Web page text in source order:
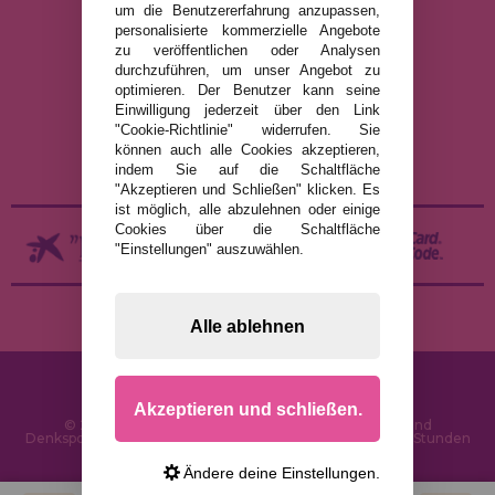
RECHTLICHE HINWEISE
DATENSCHUTZRICHTLINIE
COOKIE-RICHTLINIE
VERSAND UND RÜCKGABE
RÜCKGABE / WIDERRUF
© 2026 PuzzleLaden.de - Online-Shop für Puzzles und
Denksportaufgaben im Internet. Schnelle Lieferung in 24 Stunden
um die Benutzererfahrung anzupassen,
personalisierte kommerzielle Angebote
zu veröffentlichen oder Analysen
durchzuführen, um unser Angebot zu
optimieren. Der Benutzer kann seine
Einwilligung jederzeit über den Link
"Cookie-Richtlinie" widerrufen. Sie
können auch alle Cookies akzeptieren,
indem Sie auf die Schaltfläche
"Akzeptieren und Schließen" klicken. Es
ist möglich, alle abzulehnen oder einige
Cookies über die Schaltfläche
"Einstellungen" auszuwählen.
Alle ablehnen
Akzeptieren und schließen.
Ändere deine Einstellungen.